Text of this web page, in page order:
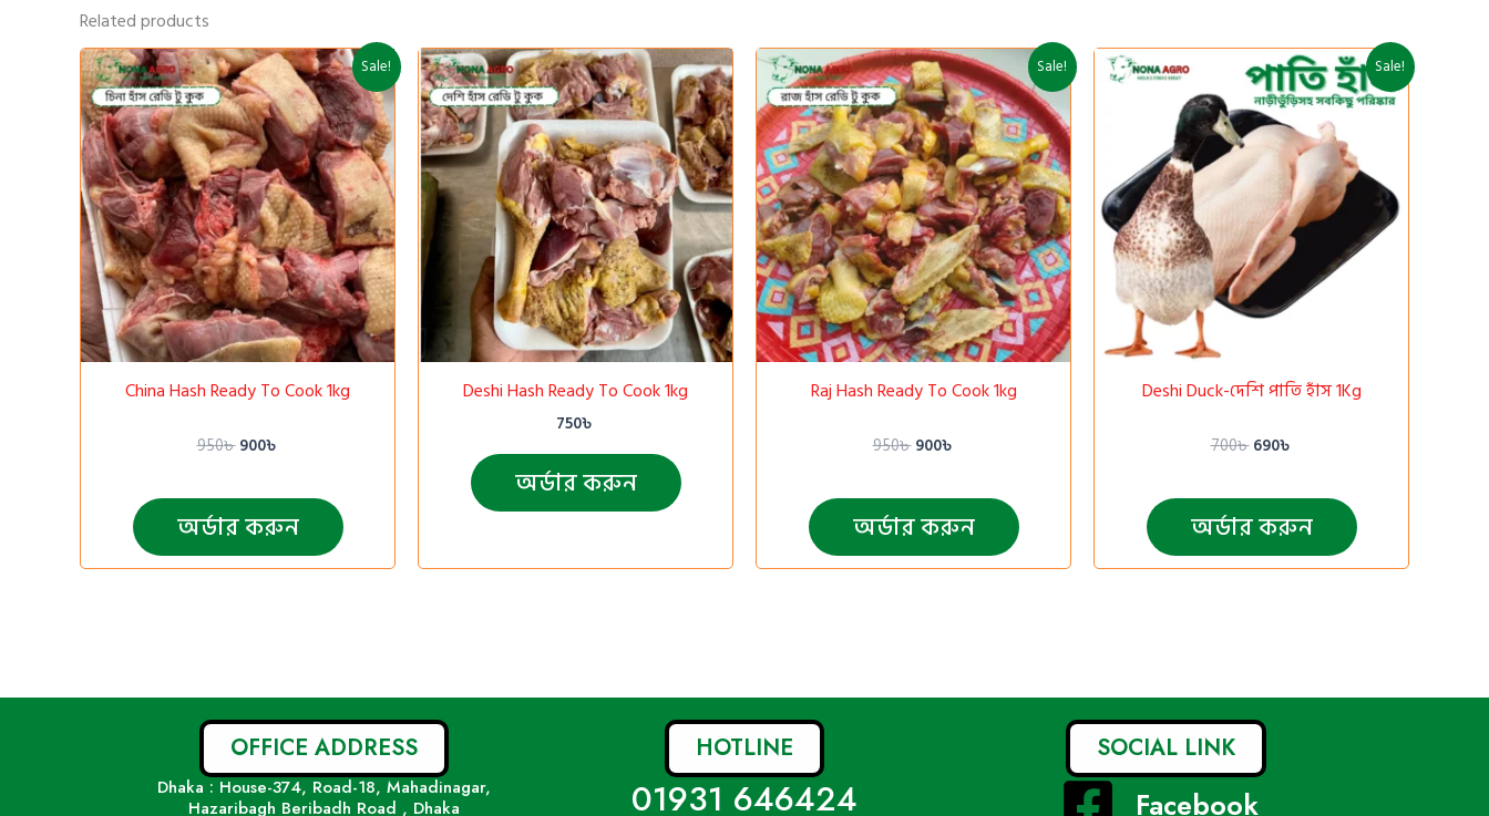
Related products
Sale!
China Hash Ready To Cook 1kg
950৳
Original
price
was:
950৳ .
900৳
Current
price
is:
900৳ .
অর্ডার করুন
Deshi Hash Ready To Cook 1kg
750৳
অর্ডার করুন
Sale!
Raj Hash Ready To Cook 1kg
950৳
Original
price
was:
950৳ .
900৳
Current
price
is:
900৳ .
অর্ডার করুন
Sale!
Deshi Duck-দেশি পাতি হাঁস 1Kg
700৳
Original
price
was:
700৳ .
690৳
Current
price
is:
690৳ .
অর্ডার করুন
OFFICE ADDRESS
Dhaka : House-374, Road-18, Mahadinagar,
Hazaribagh Beribadh Road , Dhaka
HOTLINE
01931 646424
SOCIAL LINK
Facebook